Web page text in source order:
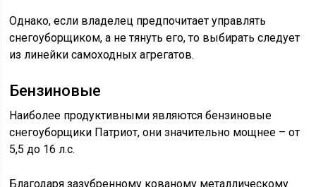
Однако, если владелец предпочитает управлять
снегоуборщиком, а не тянуть его, то выбирать следует
из линейки самоходных агрегатов.
Бензиновые
Наиболее продуктивными являются бензиновые
снегоуборщики Патриот, они значительно мощнее – от
5,5 до 16 л.с.
Благодаря зазубренному кованому металлическому